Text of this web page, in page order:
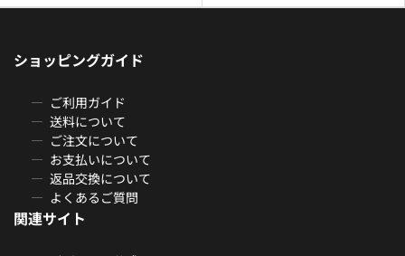
ショッピングガイド
ご利用ガイド
送料について
ご注文について
お支払いについて
返品交換について
よくあるご質問
関連サイト